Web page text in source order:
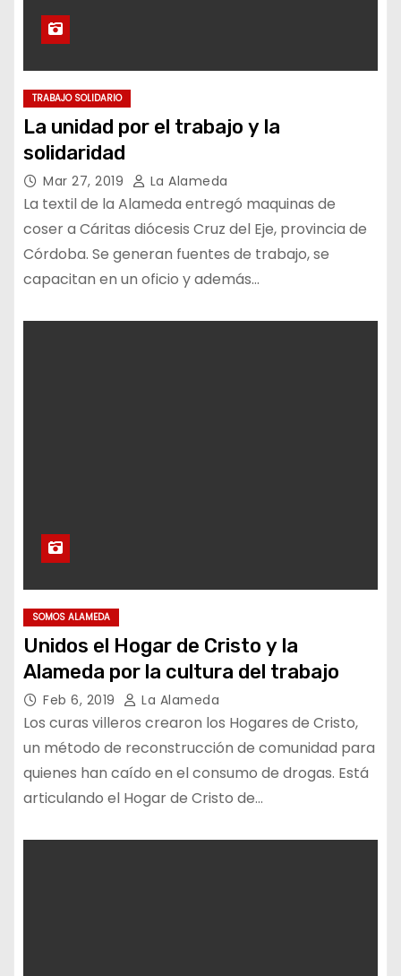
TRABAJO SOLIDARIO
La unidad por el trabajo y la
solidaridad
Mar 27, 2019 La Alameda
La textil de la Alameda entregó maquinas de
coser a Cáritas diócesis Cruz del Eje, provincia de
Córdoba. Se generan fuentes de trabajo, se
capacitan en un oficio y además…
SOMOS ALAMEDA
Unidos el Hogar de Cristo y la
Alameda por la cultura del trabajo
Feb 6, 2019 La Alameda
Los curas villeros crearon los Hogares de Cristo,
un método de reconstrucción de comunidad para
quienes han caído en el consumo de drogas. Está
articulando el Hogar de Cristo de…